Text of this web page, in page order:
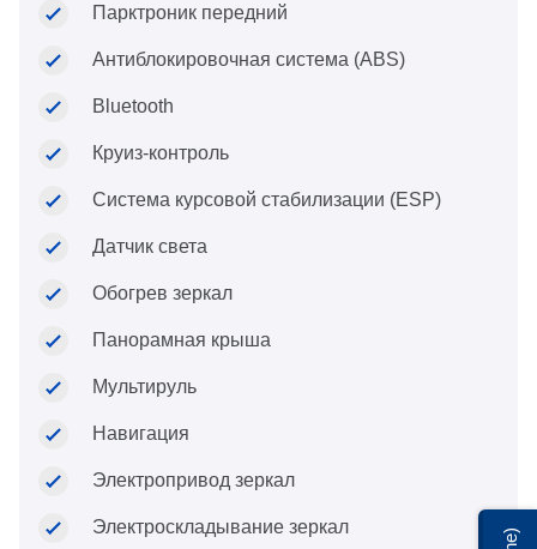
Парктроник передний
Антиблокировочная система (ABS)
Bluetooth
Круиз-контроль
Система курсовой стабилизации (ESP)
Датчик света
Обогрев зеркал
Панорамная крыша
Мультируль
Навигация
Электропривод зеркал
Электроскладывание зеркал